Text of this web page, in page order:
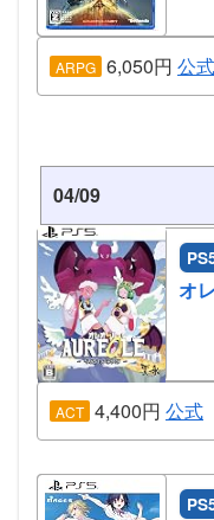
ARPG 6,050円 公式
04/09
オ
ACT 4,400円 公式